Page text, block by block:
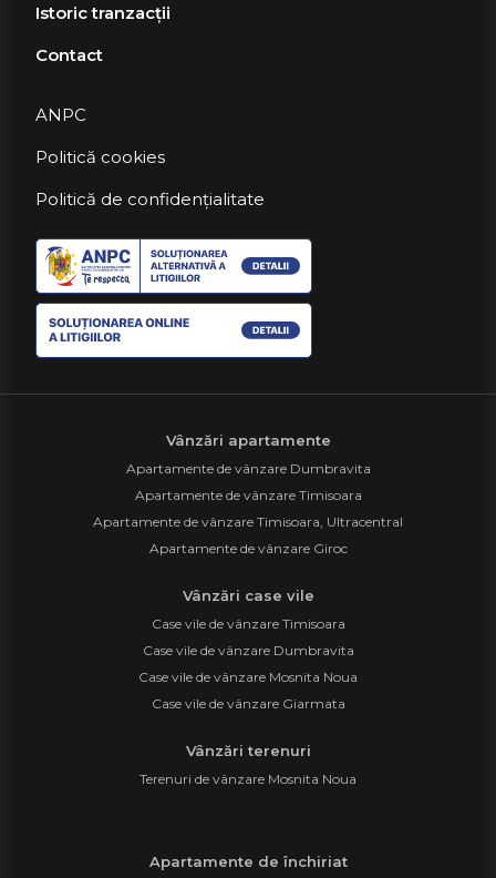
Istoric tranzacții
Contact
ANPC
Politică cookies
Politică de confidențialitate
Vânzări apartamente
Apartamente de vânzare Dumbravita
Apartamente de vânzare Timisoara
Apartamente de vânzare Timisoara, Ultracentral
Apartamente de vânzare Giroc
Vânzări case vile
Case vile de vânzare Timisoara
Case vile de vânzare Dumbravita
Case vile de vânzare Mosnita Noua
Case vile de vânzare Giarmata
Vânzări terenuri
Terenuri de vânzare Mosnita Noua
Apartamente de închiriat